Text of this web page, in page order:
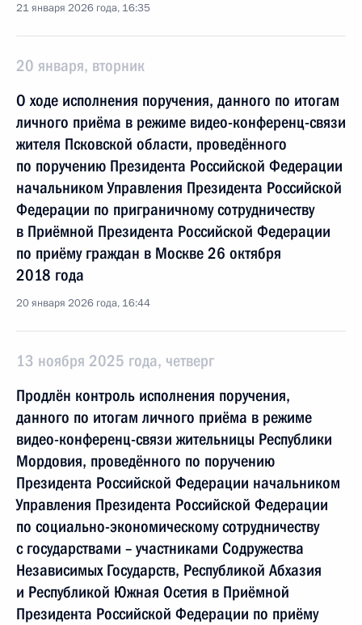
21 января 2026 года, 16:35
20 января, вторник
О ходе исполнения поручения, данного по итогам
личного приёма в режиме видео-конференц-связи
жителя Псковской области, проведённого
по поручению Президента Российской Федерации
начальником Управления Президента Российской
Федерации по приграничному сотрудничеству
в Приёмной Президента Российской Федерации
по приёму граждан в Москве 26 октября
2018 года
20 января 2026 года, 16:44
13 ноября 2025 года, четверг
Продлён контроль исполнения поручения,
данного по итогам личного приёма в режиме
видео-конференц-связи жительницы Республики
Мордовия, проведённого по поручению
Президента Российской Федерации начальником
Управления Президента Российской Федерации
по социально-экономическому сотрудничеству
с государствами – участниками Содружества
Независимых Государств, Республикой Абхазия
и Республикой Южная Осетия в Приёмной
Президента Российской Федерации по приёму